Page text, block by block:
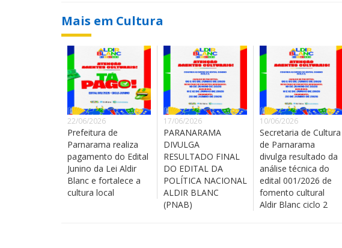
Mais em Cultura
22/06/2026
Prefeitura de
Parnarama realiza
pagamento do Edital
Junino da Lei Aldir
Blanc e fortalece a
cultura local
17/06/2026
PARANARAMA
DIVULGA
RESULTADO FINAL
DO EDITAL DA
POLÍTICA NACIONAL
ALDIR BLANC
(PNAB)
10/06/2026
Secretaria de Cultura
de Parnarama
divulga resultado da
análise técnica do
edital 001/2026 de
fomento cultural
Aldir Blanc ciclo 2